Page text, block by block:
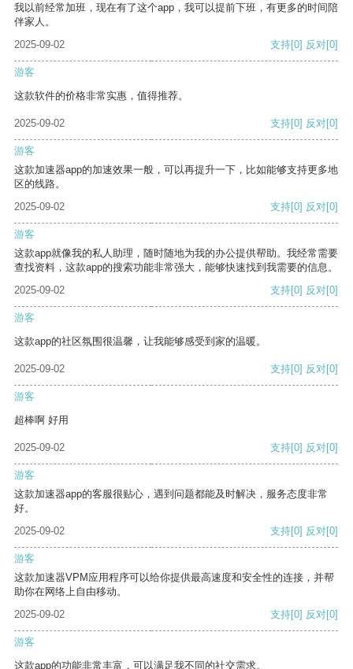
我以前经常加班，现在有了这个app，我可以提前下班，有更多的时间陪
伴家人。
2025-09-02
支持[0] 反对[0]
游客
这款软件的价格非常实惠，值得推荐。
2025-09-02 支持[0] 反对[0]
游客
这款加速器app的加速效果一般，可以再提升一下，比如能够支持更多地
区的线路。
2025-09-02
支持[0] 反对[0]
游客
这款app就像我的私人助理，随时随地为我的办公提供帮助。我经常需要
查找资料，这款app的搜索功能非常强大，能够快速找到我需要的信息。
2025-09-02
支持[0] 反对[0]
游客
这款app的社区氛围很温馨，让我能够感受到家的温暖。
2025-09-02 支持[0] 反对[0]
游客
超棒啊 好用
2025-09-02 支持[0] 反对[0]
游客
这款加速器app的客服很贴心，遇到问题都能及时解决，服务态度非常
好。
2025-09-02
支持[0] 反对[0]
游客
这款加速器VPM应用程序可以给你提供最高速度和安全性的连接，并帮
助你在网络上自由移动。
2025-09-02
支持[0] 反对[0]
游客
这款app的功能非常丰富，可以满足我不同的社交需求。